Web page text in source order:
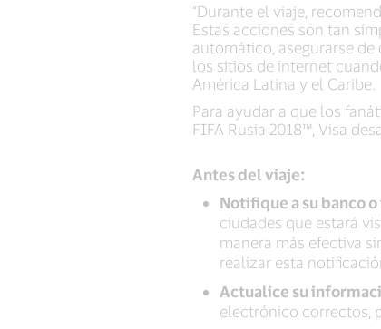
“Durante el viaje,
Estas acciones son tan
automático, asegurarse
los sitios de internet
América Latina y el Caribe.
Para ayudar a que los
FIFA Rusia 2018™, Visa
Antes del viaje:
Notifique a su banco
ciudades que estará
manera más efectiva
realizar esta
Actualice su
electrónico correctos,